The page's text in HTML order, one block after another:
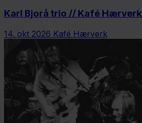
Karl Bjorå trio // Kafé Hærverk
14. okt 2026 Kafé Hærverk